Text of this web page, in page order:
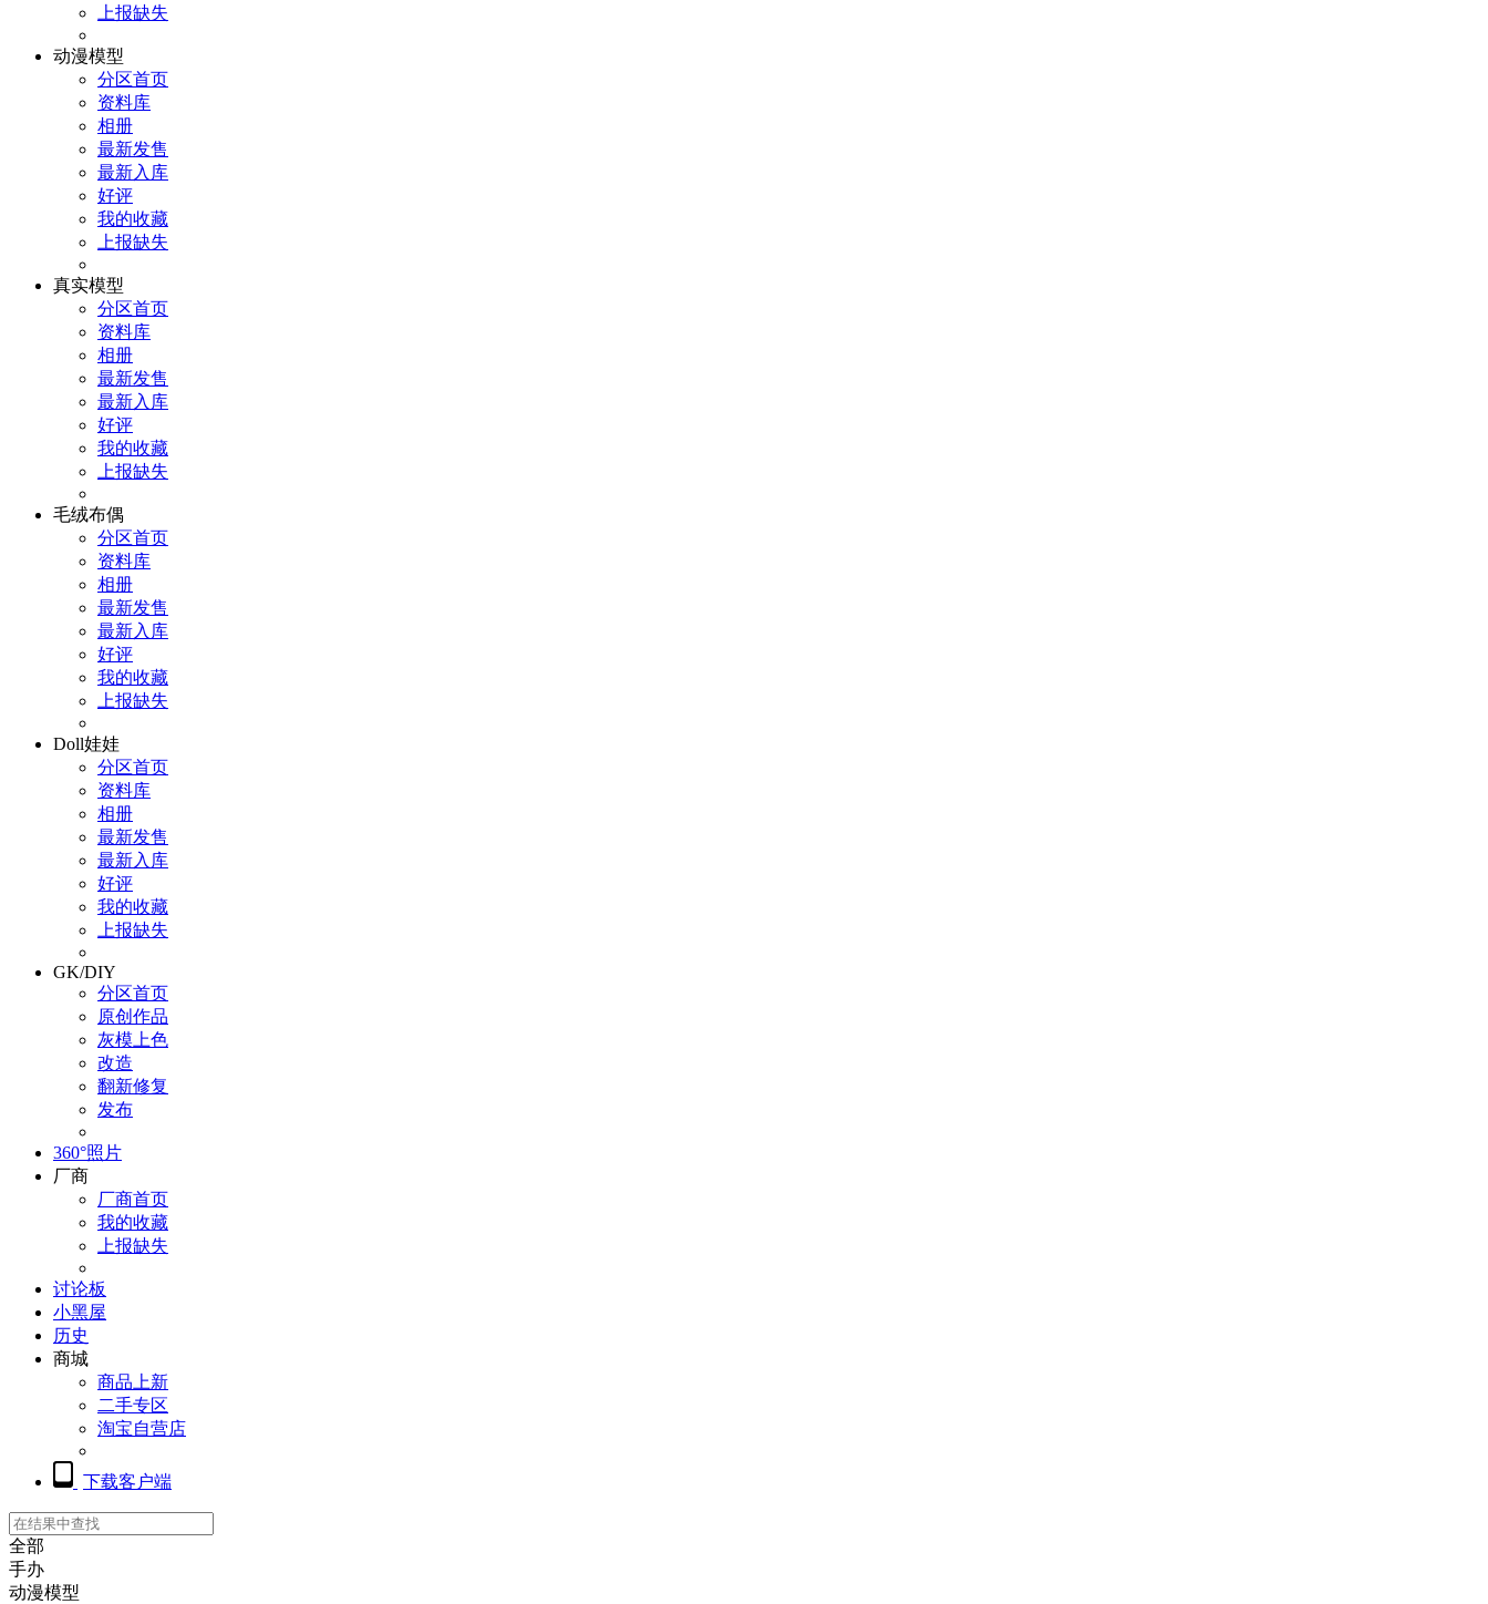
上报缺失
动漫模型
分区首页
资料库
相册
最新发售
最新入库
好评
我的收藏
上报缺失
真实模型
分区首页
资料库
相册
最新发售
最新入库
好评
我的收藏
上报缺失
毛绒布偶
分区首页
资料库
相册
最新发售
最新入库
好评
我的收藏
上报缺失
Doll娃娃
分区首页
资料库
相册
最新发售
最新入库
好评
我的收藏
上报缺失
GK/DIY
分区首页
原创作品
灰模上色
改造
翻新修复
发布
360°照片
厂商
厂商首页
我的收藏
上报缺失
讨论板
小黑屋
历史
商城
商品上新
二手专区
淘宝自营店
下载客户端
全部
手办
动漫模型